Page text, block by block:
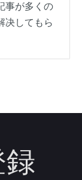
事が多くの
决してもら